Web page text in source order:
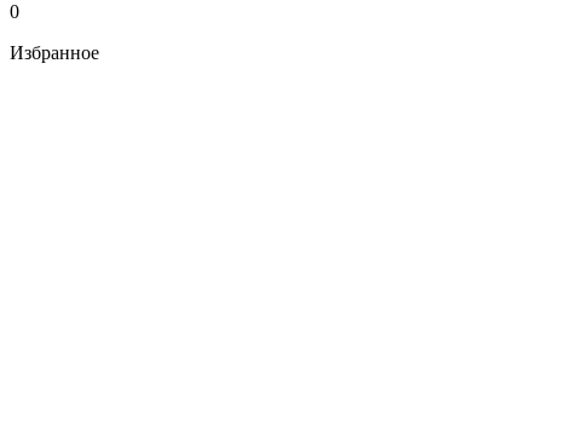
0
Избранное